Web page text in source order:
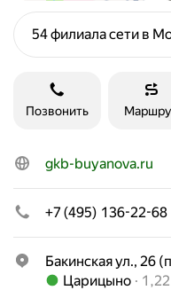
54 филиала сети в
Позвонить
gkb-buyanova.ru
+7 (495) 136-22-68
Бакинская ул., 26
Метро Царицыно
Царицыно 1,22